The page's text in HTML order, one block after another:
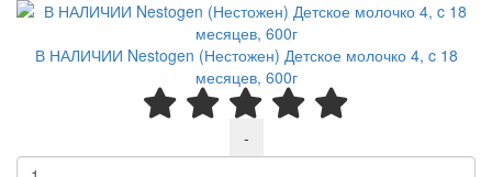
В НАЛИЧИИ Nestogen (Нестожен) Детское молочко 4, c 18
месяцев, 600г
-